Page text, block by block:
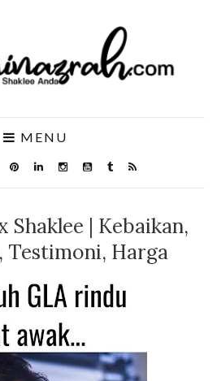
MENU
Shaklee | Kebaikan,
Testimoni, Harga